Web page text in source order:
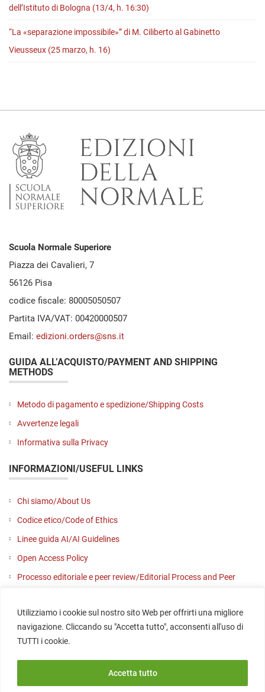
Utilizziamo i cookie sul nostro sito Web per offrirti una migliore
navigazione. Cliccando su "Accetta tutto", acconsenti all'uso di
TUTTI i cookie.
Accetta tutto
dell’Istituto di Bologna (13/4, h. 16:30)
“La «separazione impossibile»” di M. Ciliberto al Gabinetto
Vieusseux (25 marzo, h. 16)
Scuola Normale Superiore
Piazza dei Cavalieri, 7
56126 Pisa
codice fiscale: 80005050507
Partita IVA/VAT: 00420000507
Email: edizioni.orders@sns.it
GUIDA ALL’ACQUISTO/PAYMENT AND SHIPPING
METHODS
Metodo di pagamento e spedizione/Shipping Costs
Avvertenze legali
Informativa sulla Privacy
INFORMAZIONI/USEFUL LINKS
Chi siamo/About Us
Codice etico/Code of Ethics
Linee guida AI/AI Guidelines
Open Access Policy
Processo editoriale e peer review/Editorial Process and Peer
Contattaci/Contact us
SOCIAL